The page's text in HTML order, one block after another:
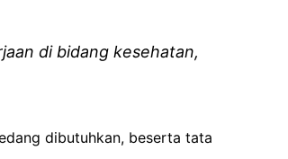
di bidang kesehatan,
dibutuhkan, beserta tata